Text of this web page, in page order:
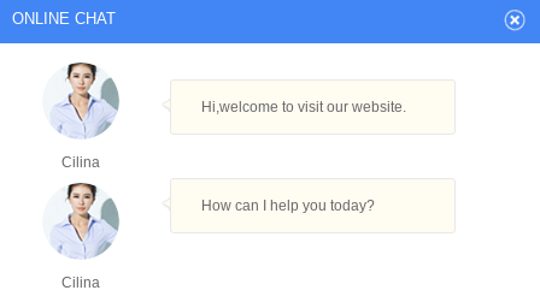
cnc para chapa de latón servo motor Yaskawa
xaponés
ONLINE CHAT
Cilina
Hi,welcome to visit our website.
Cilina
How can I help you today?